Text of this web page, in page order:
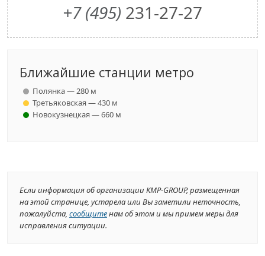
+7 (495) 231-27-27
Ближайшие станции метро
Полянка — 280 м
Третьяковская — 430 м
Новокузнецкая — 660 м
Если информация об организации KMP-GROUP, размещенная
на этой странице, устарела или Вы заметили неточность,
пожалуйста, сообщитенам об этом и мы примем меры для
исправления ситуации.